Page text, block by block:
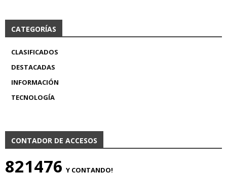
CATEGORÍAS
CLASIFICADOS
DESTACADAS
INFORMACIÓN
TECNOLOGÍA
CONTADOR DE ACCESOS
821476 Y CONTANDO!